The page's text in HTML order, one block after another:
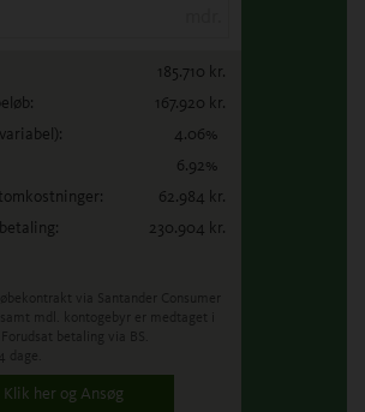
185.710 kr.
167.920 kr.
: 4.06%
6.92%
62.984 kr.
230.904 kr.
via Santander Consumer
mdl. kontogebyr er medtaget i
betaling via BS.
dage.
Klik her og Ansøg